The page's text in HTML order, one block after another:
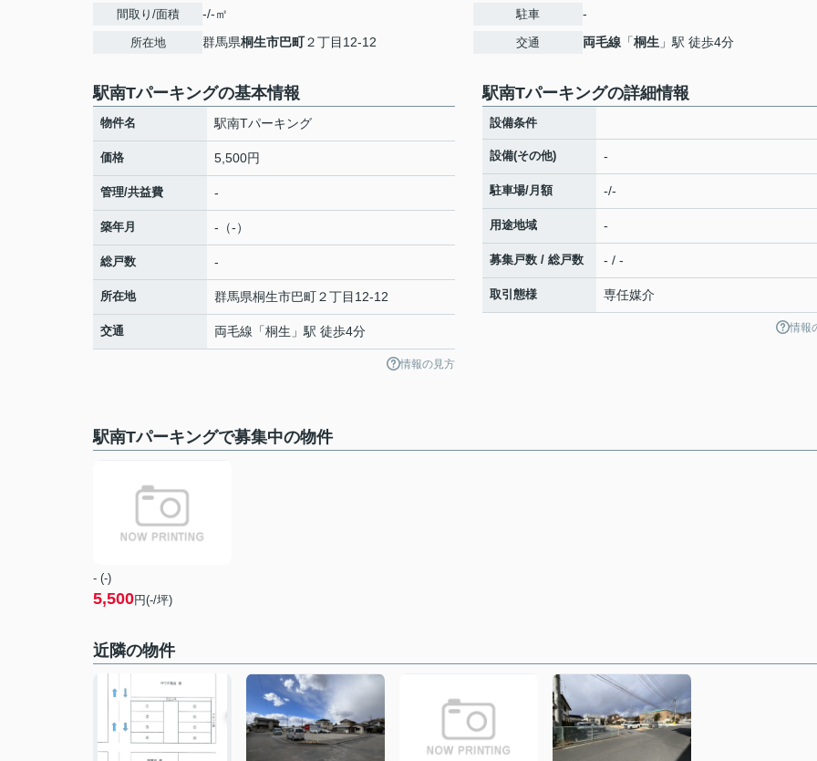
間取り/面積 -/-㎡
所在地 群馬県桐生市巴町２丁目12-12
駐車 -
交通 両毛線 「桐生 」駅 徒歩4分
駅南Tパーキングの基本情報
物件名 駅南Tパーキング
価格 5,500円
管理/共益費 -
築年月 -（-）
総戸数 -
所在地 群馬県桐生市巴町２丁目12-12
交通 両毛線 「桐生 」駅 徒歩4分
情報の見方
駅南Tパーキングの詳細情報
設備条件
設備(その他) -
駐車場/月額 -/-
用途地域 -
募集戸数 / 総戸数 - / -
取引態様 専任媒介
情報
駅南Tパーキングで募集中の物件
- (-)
5,500円(-/坪)
近隣の物件